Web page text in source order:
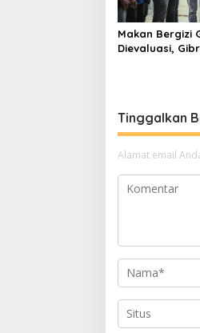
Makan Bergizi
Dievaluasi,
Tinggalkan
Alamat email